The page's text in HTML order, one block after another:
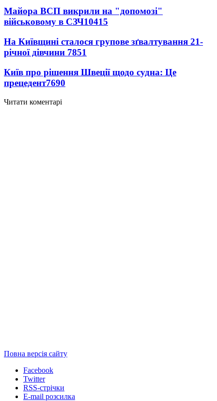
Майора ВСП викрили на "допомозі"
військовому в СЗЧ10415
На Київщині сталося групове зґвалтування 21-
річної дівчини 7851
Київ про рішення Швеції щодо судна: Це
прецедент7690
Читати коментарі
Повна версія сайту
Facebook
Twitter
RSS-стрічки
E-mail розсилка